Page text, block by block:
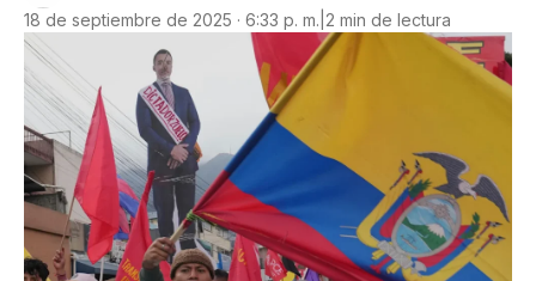
18 de septiembre de 2025 · 6:33 p. m. 2 min de lectura